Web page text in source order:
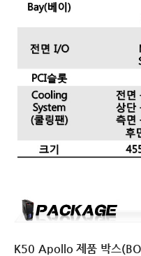
K50 Apollo 제품 박스